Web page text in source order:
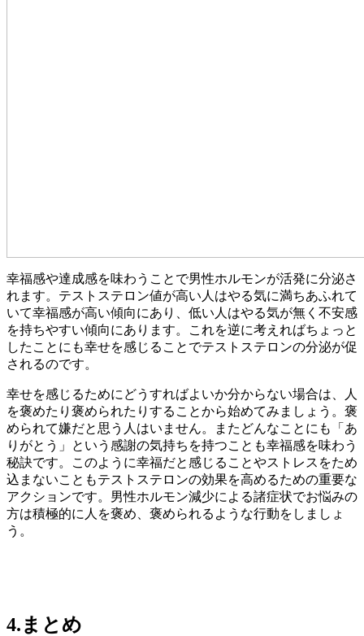
幸福感や達成感を味わうことで男性ホルモンが活発に分泌さ
れます。テストステロン値が高い人はやる気に満ちあふれて
いて幸福感が高い傾向にあり、低い人はやる気が無く不安感
を持ちやすい傾向にあります。これを逆に考えればちょっと
したことにも幸せを感じることでテストステロンの分泌が促
されるのです。
幸せを感じるためにどうすればよいか分からない場合は、人
を褒めたり褒められたりすることから始めてみましょう。褒
められて嫌だと思う人はいません。またどんなことにも「あ
りがとう」という感謝の気持ちを持つことも幸福感を味わう
秘訣です。このように幸福だと感じることやストレスをため
込まないこともテストステロンの効果を高めるための重要な
アクションです。男性ホルモン減少による諸症状でお悩みの
方は積極的に人を褒め、褒められるような行動をしましょ
う。
4.まとめ